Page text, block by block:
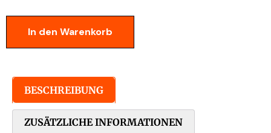
In den Warenkorb
BESCHREIBUNG
ZUSÄTZLICHE INFORMATIONEN